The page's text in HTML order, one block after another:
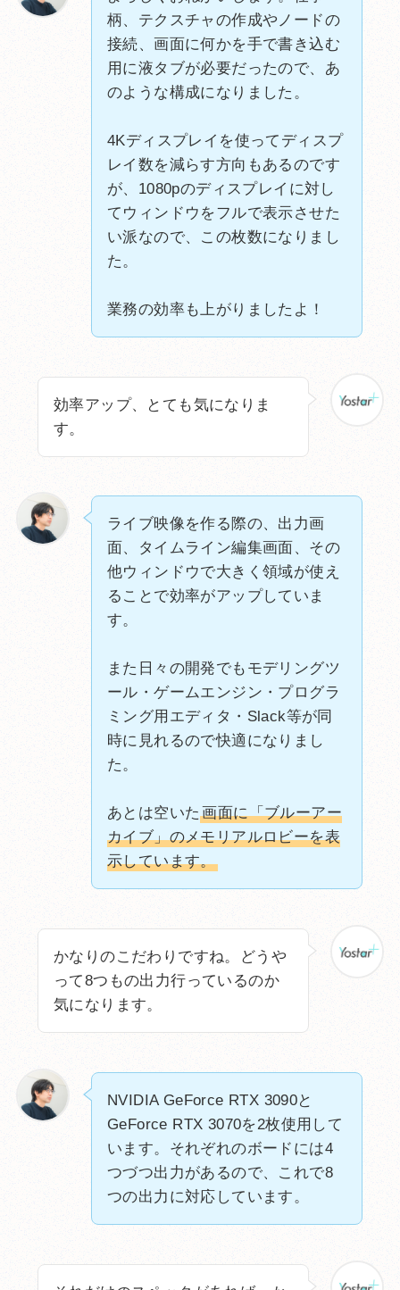
柄、テクスチャの作成やノードの
接続、画面に何かを手で書き込む
用に液タブが必要だったので、あ
のような構成になりました。
4Kディスプレイを使ってディスプ
レイ数を減らす方向もあるのです
が、1080pのディスプレイに対し
てウィンドウをフルで表示させた
い派なので、この枚数になりまし
た。
業務の効率も上がりましたよ！
効率アップ、とても気になりま
す。
ライブ映像を作る際の、出力画
面、タイムライン編集画面、その
他ウィンドウで大きく領域が使え
ることで効率がアップしていま
す。
また日々の開発でもモデリングツ
ール・ゲームエンジン・プログラ
ミング用エディタ・Slack等が同
時に見れるので快適になりまし
た。
あとは空いた画面に「ブルーアー
カイブ」のメモリアルロビーを表
示しています。
かなりのこだわりですね。どうや
って8つもの出力行っているのか
気になります。
NVIDIA GeForce RTX 3090と
GeForce RTX 3070を2枚使用して
います。それぞれのボードには4
つづつ出力があるので、これで8
つの出力に対応しています。